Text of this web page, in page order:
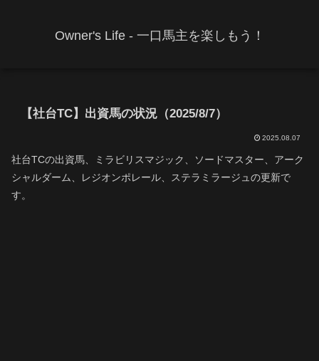
Owner's Life - 一口馬主を楽しもう！
【社台TC】出資馬の状況（2025/8/7）
2025.08.07
社台TCの出資馬、ミラビリスマジック、ソードマスター、アーク
シャルダーム、レジオンポレール、ステラミラージュの更新で
す。